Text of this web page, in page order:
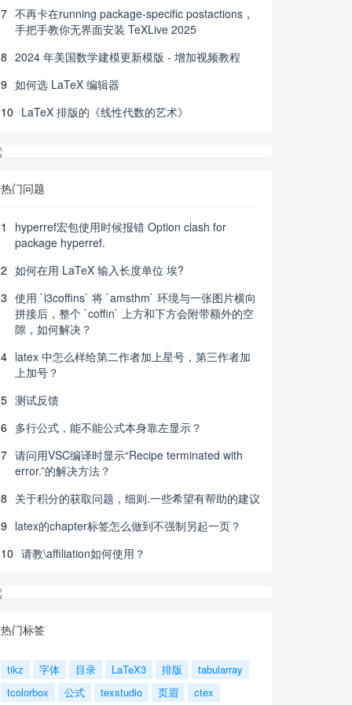
7 不再卡在running package-specific postactions，
手把手教你无界面安装 TeXLive 2025
8 2024 年美国数学建模更新模版 - 增加视频教程
9 如何选 LaTeX 编辑器
10 LaTeX 排版的《线性代数的艺术》
热门问题
1
hyperref宏包使用时候报错 Option clash for
package hyperref.
2 如何在用 LaTeX 输入长度单位 埃?
3 使用 `l3coffins` 将 `amsthm` 环境与一张图片横向
拼接后，整个 `coffin` 上方和下方会附带额外的空
隙，如何解决？
4 latex 中怎么样给第二作者加上星号，第三作者加
上加号？
5 测试反馈
6 多行公式，能不能公式本身靠左显示？
7 请问用VSC编译时显示“Recipe terminated with
error.”的解决方法？
8 关于积分的获取问题，细则.一些希望有帮助的建议
9 latex的chapter标签怎么做到不强制另起一页？
10 请教\affiliation如何使用？
热门标签
tikz 字体 目录 LaTeX3 排版
tabularray
tcolorbox
公式 texstudio 页眉 ctex